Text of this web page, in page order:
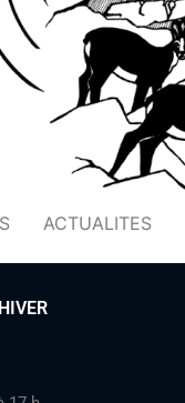
ACTUALITES